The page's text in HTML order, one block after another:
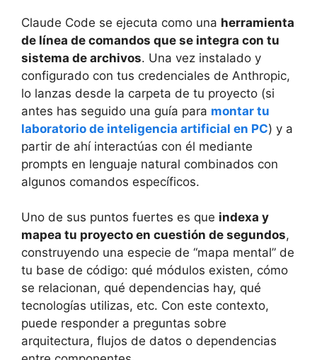
Claude Code se ejecuta como una herramienta
de línea de comandos que se integra con tu
sistema de archivos. Una vez instalado y
configurado con tus credenciales de Anthropic,
lo lanzas desde la carpeta de tu proyecto (si
antes has seguido una guía para montar tu
laboratorio de inteligencia artificial en PC) y a
partir de ahí interactúas con él mediante
prompts en lenguaje natural combinados con
algunos comandos específicos.
Uno de sus puntos fuertes es que indexa y
mapea tu proyecto en cuestión de segundos,
construyendo una especie de “mapa mental” de
tu base de código: qué módulos existen, cómo
se relacionan, qué dependencias hay, qué
tecnologías utilizas, etc. Con este contexto,
puede responder a preguntas sobre
arquitectura, flujos de datos o dependencias